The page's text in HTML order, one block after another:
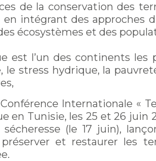
de la conservation des
intégrant des approches
écosystèmes et des
est l’un des continents
le stress hydrique, la
Internationale «
en Tunisie, les 25 et 26
(le 17 juin),
et restaurer les